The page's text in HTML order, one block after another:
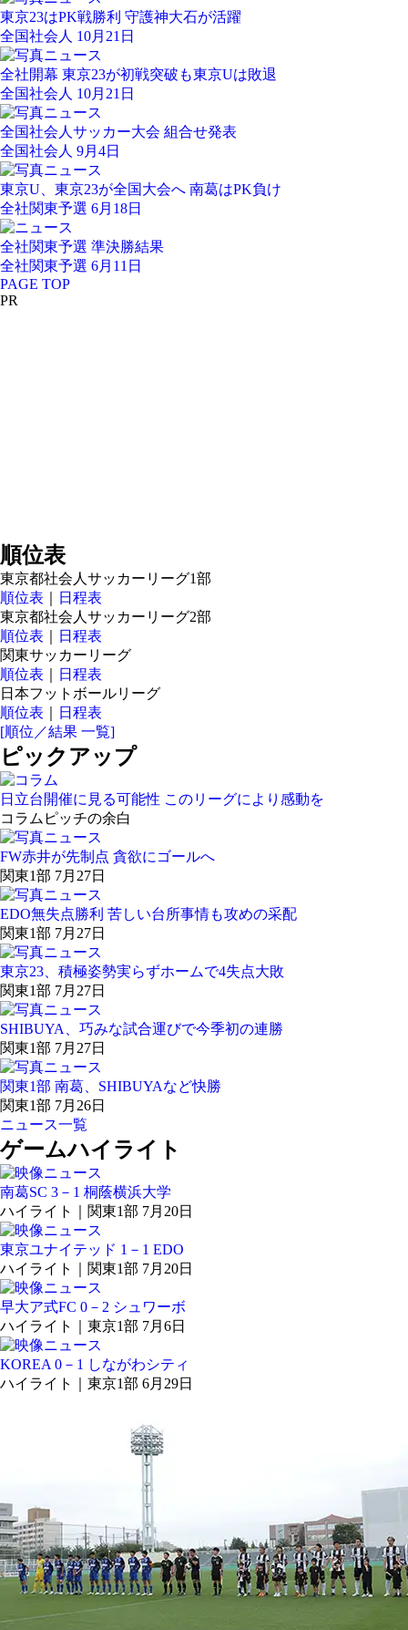
東京23はPK戦勝利 守護神大石が活躍
全国社会人 10月21日
全社開幕 東京23が初戦突破も東京Uは敗退
全国社会人 10月21日
全国社会人サッカー大会 組合せ発表
全国社会人 9月4日
東京U、東京23が全国大会へ 南葛はPK負け
全社関東予選 6月18日
全社関東予選 準決勝結果
全社関東予選 6月11日
PAGE TOP
PR
順位表
東京都社会人サッカーリーグ1部
順位表
日程表
東京都社会人サッカーリーグ2部
順位表
日程表
関東サッカーリーグ
順位表
日程表
日本フットボールリーグ
順位表
日程表
[順位／結果 一覧]
ピックアップ
日立台開催に見る可能性 このリーグにより感動を
コラム ピッチの余白
FW赤井が先制点 貪欲にゴールへ
関東1部 7月27日
EDO無失点勝利 苦しい台所事情も攻めの采配
関東1部 7月27日
東京23、積極姿勢実らずホームで4失点大敗
関東1部 7月27日
SHIBUYA、巧みな試合運びで今季初の連勝
関東1部 7月27日
関東1部 南葛、SHIBUYAなど快勝
関東1部 7月26日
ニュース一覧
ゲームハイライト
南葛SC 3－1 桐蔭横浜大学
ハイライト｜関東1部 7月20日
東京ユナイテッド 1－1 EDO
ハイライト｜関東1部 7月20日
早大ア式FC 0－2 シュワーボ
ハイライト｜東京1部 7月6日
KOREA 0－1 しながわシティ
ハイライト｜東京1部 6月29日